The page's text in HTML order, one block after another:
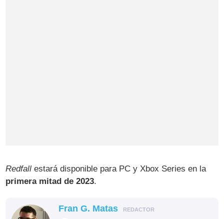
Redfall estará disponible para PC y Xbox Series en la
primera mitad de 2023.
Fran G. Matas REDACTOR